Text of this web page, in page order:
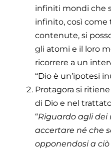
infiniti mondi che
infinito, così come
contenute, si
gli atomi e il loro
ricorrere a un
“Dio è un’ipotesi
Protagora si
di Dio e nel trattato
“Riguardo agli dei
accertare né che
opponendosi a ciò